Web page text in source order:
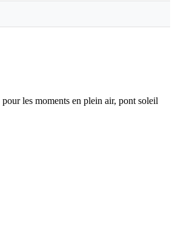
les moments en plein air, pont soleil